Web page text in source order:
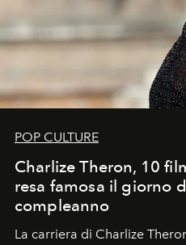
POP CULTURE
Charlize Theron, 10
resa famosa il giorno
compleanno
La carriera di Charlize